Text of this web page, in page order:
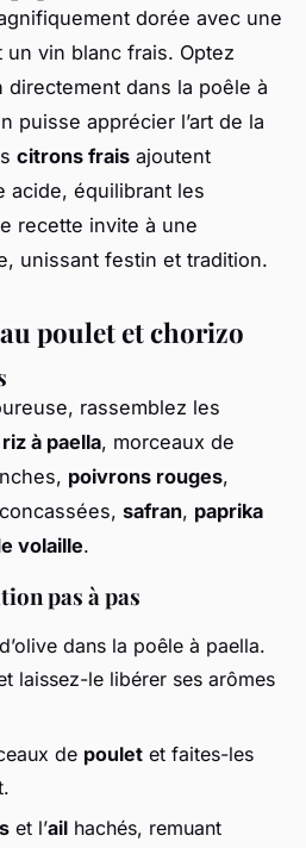
dorée avec une
un vin blanc frais. Optez
dans la poêle à
puisse apprécier l’art de la
citrons frais ajoutent
acide, équilibrant les
recette invite à une
unissant festin et tradition.
poulet et chorizo
rassemblez les
riz à paella, morceaux de
poivrons rouges,
concassées, safran, paprika
volaille.
pas à pas
dans la poêle à paella.
laissez-le libérer ses arômes
de poulet et faites-les
et l’ail hachés, remuant